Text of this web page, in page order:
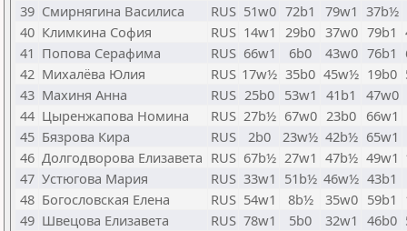
39 Смирнягина Василиса RUS 51w0 72b1 79w1 37b½
40 Климкина София RUS 14w1 29b0 37w0 79b1
41 Попова Серафима RUS 66w1 6b0 43w0 76b1
42 Михалёва Юлия RUS 17w½ 35b0 45w½ 19b0
43 Махиня Анна RUS 25b0 53w1 41b1 47w0
44 Цыренжапова Номина RUS 27b½ 67w0 23b0 66w1
45 Бязрова Кира RUS 2b0 23w½ 42b½ 65w1
46 Долгодворова Елизавета RUS 67b½ 27w1 47b½ 49w1
47 Устюгова Мария RUS 33w1 51b½ 46w½ 43b1
48 Богословская Елена RUS 54w1 8b½ 35w0 59b1
49 Швецова Елизавета RUS 78w1 5b0 32w1 46b0